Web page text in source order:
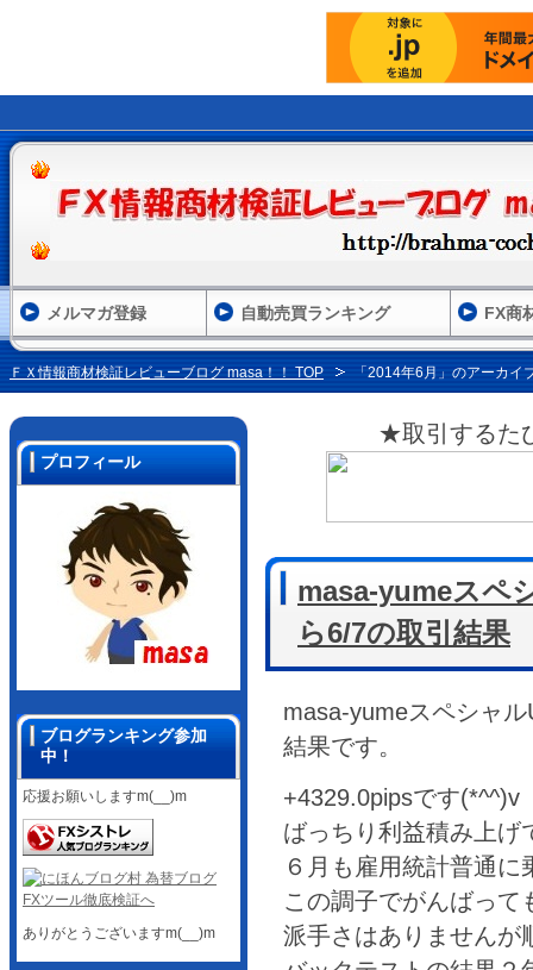
ＦＸ情報商材検証レビューブログ masa！！ TOP 「2014年6月」のアーカイ
★取引するた
masa-yumeスペ
ら6/7の取引結果
masa-yumeスペシャ
結果です。
+4329.0pipsです(*^^)v
ばっちり利益積み上げ
６月も雇用統計普通に
この調子でがんばって
派手さはありませんが
プロフィール
ブログランキング参加
中！
応援お願いしますm(__)m
ありがとうございますm(__)m
メルマガ登録 自動売買ランキング FX商